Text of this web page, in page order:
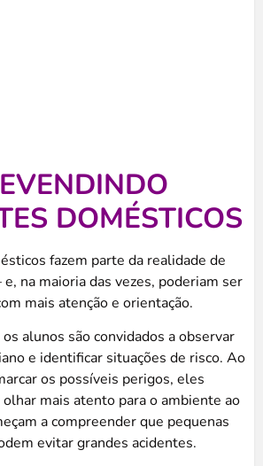
DOMÉSTICOS
fazem parte da realidade de
na maioria das vezes, poderiam ser
mais atenção e orientação.
alunos são convidados a observar
e identificar situações de risco. Ao
os possíveis perigos, eles
mais atento para o ambiente ao
a compreender que pequenas
evitar grandes acidentes.